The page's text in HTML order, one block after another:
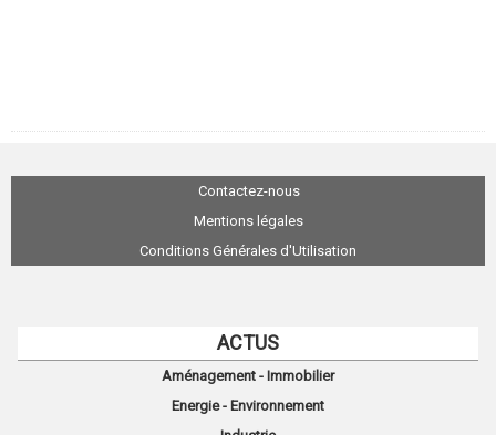
Contactez-nous
Mentions légales
Conditions Générales d'Utilisation
ACTUS
Aménagement - Immobilier
Energie - Environnement